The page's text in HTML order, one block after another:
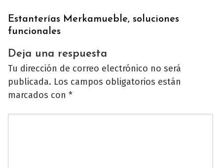
Estanterías Merkamueble, soluciones
funcionales
Deja una respuesta
Tu dirección de correo electrónico no será
publicada. Los campos obligatorios están
marcados con *